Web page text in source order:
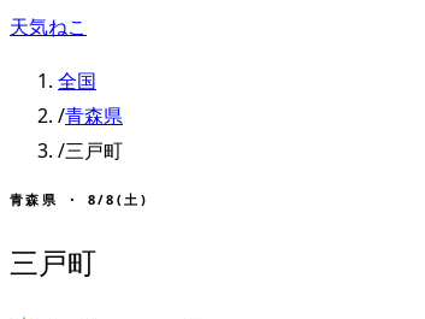
天気ねこ
全国
/青森県
/三戸町
青森県 ・ 8/8(土)
三戸町